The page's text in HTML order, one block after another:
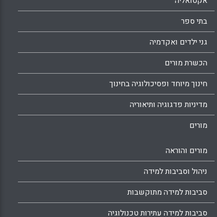
בתי ספר
גני ילדים ואקדמיה
הכשרת מורים
חינוך מיוחד ופסיכולוגיה בחינוך
מדיניות פדגוגיה ותיאוריה
מורים
מורים והוראה
ניהול וסביבות למידה
סביבות למידה מתוקשבות
סביבות למידה עתירות טכנולוגיה